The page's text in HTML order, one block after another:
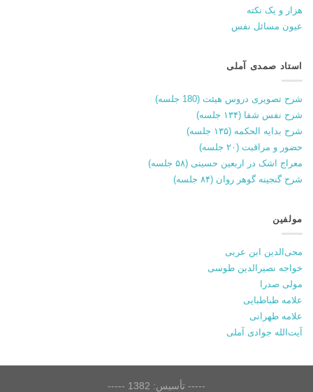
هزار و یک نکته
عیون مسائل نفس
استاد صمدی آملی
شرح تصویری دروس هیئت (180 جلسه)
شرح نفس شفا (۱۳۴ جلسه)
شرح بدایه الحکمه (۱۳۵ جلسه)
حضور و مراقبت (۲۰ جلسه)
معراج اشک در اربعین حسینی (۵۸ جلسه)
شرح گنجینه گوهر روان (۸۴ جلسه)
مولفین
محی‌الدین ابن عربی
خواجه نصیرالدین طوسی
مولی صدرا
علامه طباطبایی
علامه طهرانی
آیت‌الله جوادی آملی
----- تأسیس: 1382 -----